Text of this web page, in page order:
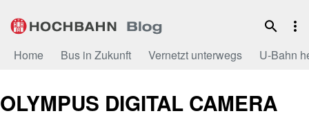
Inhalt
Home Bus in Zukunft Vernetzt unterwegs U-Bahn
OLYMPUS DIGITAL CAMERA